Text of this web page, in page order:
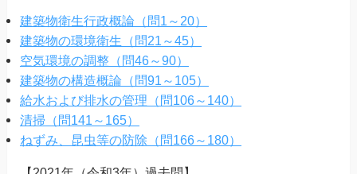
建築物衛生行政概論（問1～20）
建築物の環境衛生（問21～45）
空気環境の調整（問46～90）
建築物の構造概論（問91～105）
給水および排水の管理（問106～140）
清掃（問141～165）
ねずみ、昆虫等の防除（問166～180）